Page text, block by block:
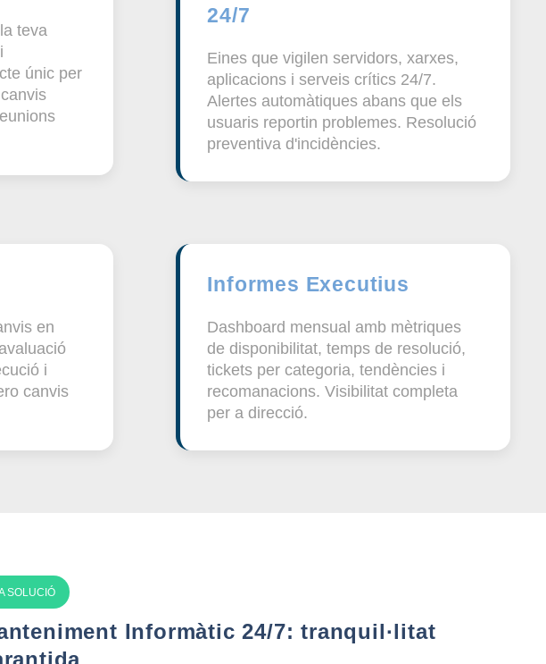
teva
únic per
24/7
Eines que vigilen servidors, xarxes,
aplicacions i serveis crítics 24/7.
Alertes automàtiques abans que els
usuaris reportin problemes. Resolució
preventiva d'incidències.
en
i
canvis
Informes Executius
Dashboard mensual amb mètriques
de disponibilitat, temps de resolució,
tickets per categoria, tendències i
recomanacions. Visibilitat completa
per a direcció.
SOLUCIÓ
Informàtic 24/7: tranquil·litat